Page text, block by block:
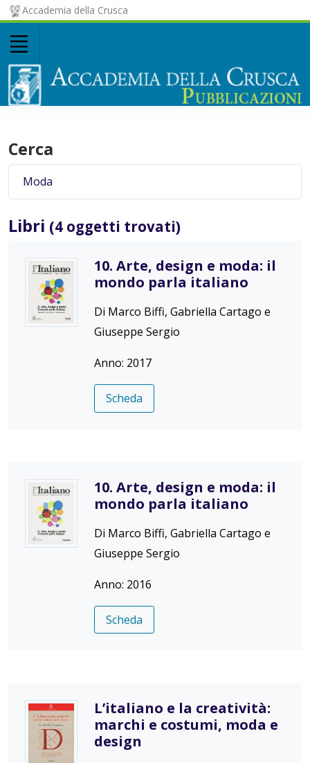
Accademia della Crusca
Cerca
Libri (4 oggetti trovati)
10. Arte, design e moda: il
mondo parla italiano
Di Marco Biffi, Gabriella Cartago e
Giuseppe Sergio
Anno: 2017
Scheda
10. Arte, design e moda: il
mondo parla italiano
Di Marco Biffi, Gabriella Cartago e
Giuseppe Sergio
Anno: 2016
Scheda
L’italiano e la creatività:
marchi e costumi, moda e
design